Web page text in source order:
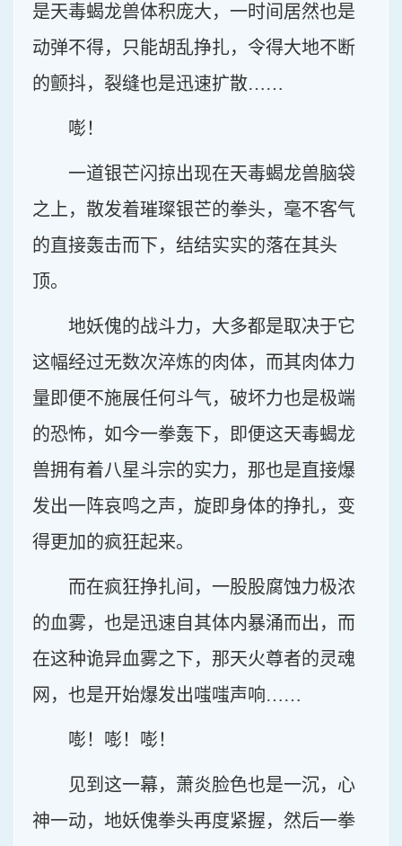
是天毒蝎龙兽体积庞大，一时间居然也是
动弹不得，只能胡乱挣扎，令得大地不断
的颤抖，裂缝也是迅速扩散……
嘭！
一道银芒闪掠出现在天毒蝎龙兽脑袋
之上，散发着璀璨银芒的拳头，毫不客气
的直接轰击而下，结结实实的落在其头
顶。
地妖傀的战斗力，大多都是取决于它
这幅经过无数次淬炼的肉体，而其肉体力
量即便不施展任何斗气，破坏力也是极端
的恐怖，如今一拳轰下，即便这天毒蝎龙
兽拥有着八星斗宗的实力，那也是直接爆
发出一阵哀鸣之声，旋即身体的挣扎，变
得更加的疯狂起来。
而在疯狂挣扎间，一股股腐蚀力极浓
的血雾，也是迅速自其体内暴涌而出，而
在这种诡异血雾之下，那天火尊者的灵魂
网，也是开始爆发出嗤嗤声响……
嘭！嘭！嘭！
见到这一幕，萧炎脸色也是一沉，心
神一动，地妖傀拳头再度紧握，然后一拳